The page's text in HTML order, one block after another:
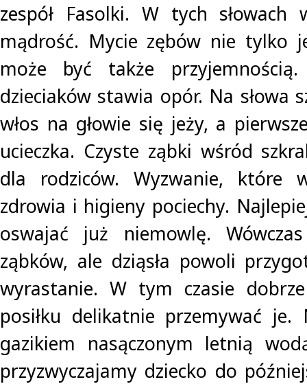
zespół Fasolki. W tych słowach
mądrość. Mycie zębów nie tylko
może być także
dzieciaków stawia opór. Na słowa
włos na głowie się jeży, a
ucieczka. Czyste ząbki wśród
dla rodziców. Wyzwanie, które
zdrowia i higieny pociechy.
oswajać już niemowlę.
ząbków, ale dziąsła powoli
wyrastanie. W tym czasie
posiłku delikatnie przemywać
gazikiem nasączonym letnią
przyzwyczajamy dziecko do